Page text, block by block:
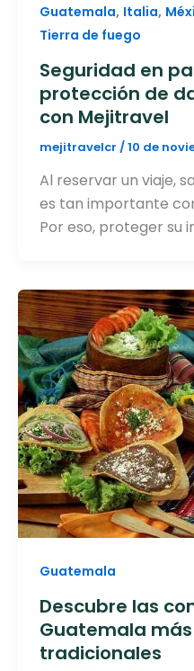
Guatemala, Italia,
Tierra de fuego
Seguridad en
protección de
con Mejitravel
mejitravelcr /10 de
Al reservar un viaje,
es tan importante
Por eso, proteger su
Guatemala
Descubre las
Guatemala
tradicionales